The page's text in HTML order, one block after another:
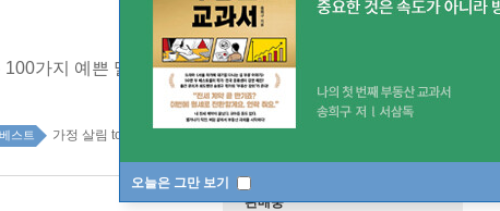
오늘은 그만 보기
가지 예쁜 말
베스트 가정 살림 top100 3주
판매중